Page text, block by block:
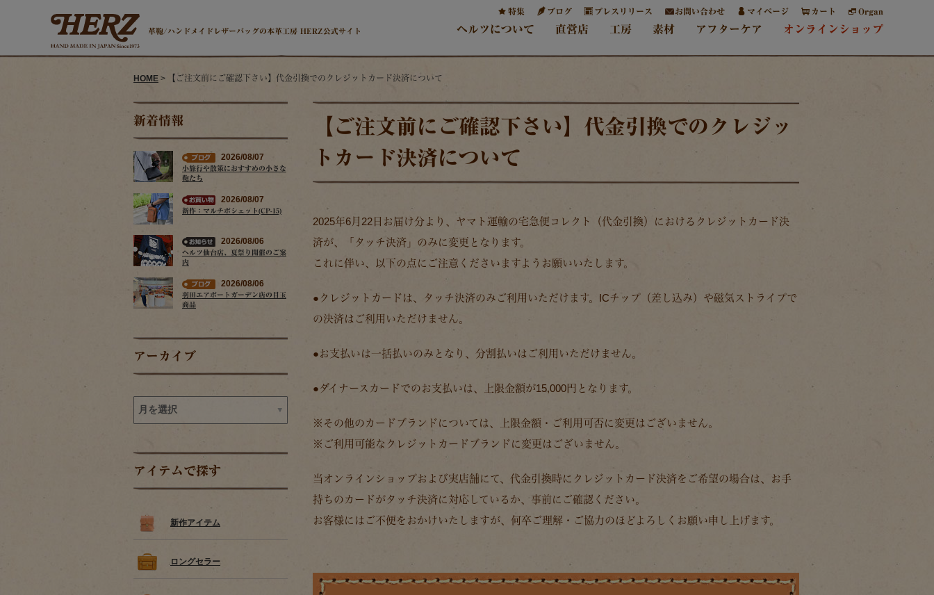
革鞄/ハンドメイドレザーバッグの本革工房 HERZ公式サイト
特集 ブログ プレスリリース お問い合わせ マイページ カート Organ
ヘルツについて 直営店 工房 素材 アフターケア オンラインショップ
HOME > 【ご注文前にご確認下さい】代金引換でのクレジットカード決済について
新着情報
2026/08/07
小旅行や散策におすすめの小さな
鞄たち
2026/08/07
新作：マルチポシェット(CP-15)
2026/08/06
ヘルツ仙台店、夏祭り開催のご案
内
2026/08/06
羽田エアポートガーデン店の目玉
商品
アーカイブ
アイテムで探す
新作アイテム
ロングセラー
【ご注文前にご確認下さい】代金引換でのクレジッ
トカード決済について
2025年6月22日お届け分より、ヤマト運輸の宅急便コレクト（代金引換）におけるクレジットカード決
済が、
「タッチ決済」 のみに変更となります。
これに伴い、以下の点にご注意くださいますようお願いいたします。
●クレジットカードは、タッチ決済のみご利用いただけます。ICチップ（差し込み）や磁気ストライプで
の決済はご利用いただけません。
●お支払いは一括払いのみとなり、分割払いはご利用いただけません。
●ダイナースカードでのお支払いは、上限金額が15,000円となります。
※その他のカードブランドについては、上限金額・ご利用可否に変更はございません。
※ご利用可能なクレジットカードブランドに変更はございません。
当オンラインショップおよび実店舗にて、代金引換時にクレジットカード決済をご希望の場合は、
お手
持ちのカードがタッチ決済に対応しているか、事前にご確認ください。
お客様にはご不便をおかけいたしますが、何卒ご理解・ご協力のほどよろしくお願い申し上げます。